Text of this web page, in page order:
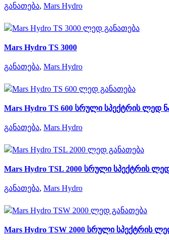
განათება, Mars Hydro
Mars Hydro TS 3000
განათება, Mars Hydro
Mars Hydro TS 600 სრული სპექტრის ლედ
განათება, Mars Hydro
Mars Hydro TSL 2000 სრული სპექტრის
განათება, Mars Hydro
Mars Hydro TSW 2000 სრული სპექტრის